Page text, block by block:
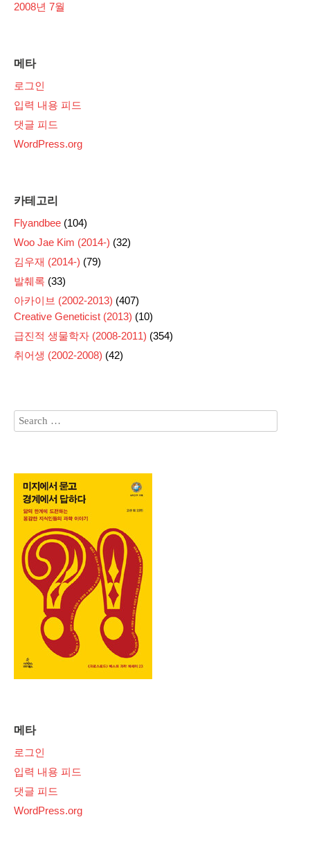
2008년 7월
메타
로그인
입력 내용 피드
댓글 피드
WordPress.org
카테고리
Flyandbee (104)
Woo Jae Kim (2014-) (32)
김우재 (2014-) (79)
발췌록 (33)
아카이브 (2002-2013) (407)
Creative Geneticist (2013) (10)
급진적 생물학자 (2008-2011) (354)
취어생 (2002-2008) (42)
메타
로그인
입력 내용 피드
댓글 피드
WordPress.org